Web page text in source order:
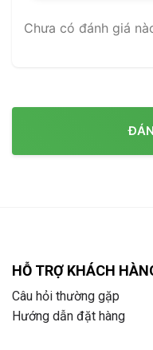
Chưa có đánh giá
HỖ TRỢ KHÁCH
Câu hỏi thường gặp
Hướng dẫn đặt hàng